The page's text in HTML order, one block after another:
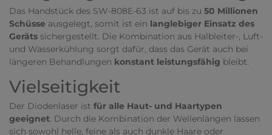
Das Handstück des SW-808E-63 ist auf bis zu 50 Millionen
Schüsse ausgelegt, somit ist ein langlebiger Einsatz des
Geräts sichergestellt. Die Kombination aus Halbleiter-, Luft-
und Wasserkühlung sorgt dafür, dass das Gerät auch bei
längeren Behandlungen konstant leistungsfähig bleibt.
Vielseitigkeit
Der Diodenlaser ist für alle Haut- und Haartypen
geeignet. Durch die Kombination der Wellenlängen lassen
sich sowohl helle, feine als auch dunkle Haare oder